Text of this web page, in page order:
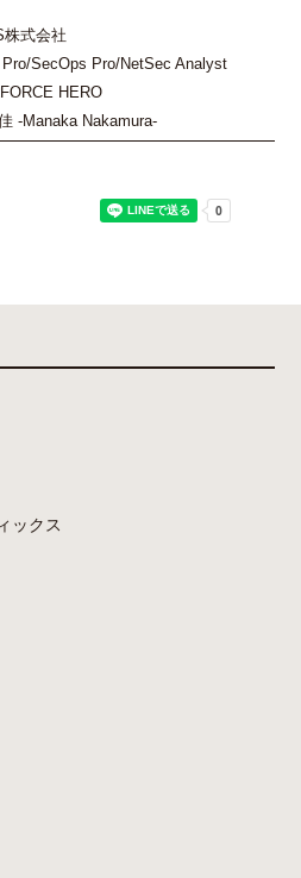
式会社
Pro/SecOps Pro/NetSec Analyst
HERO
-Manaka Nakamura-
ックス